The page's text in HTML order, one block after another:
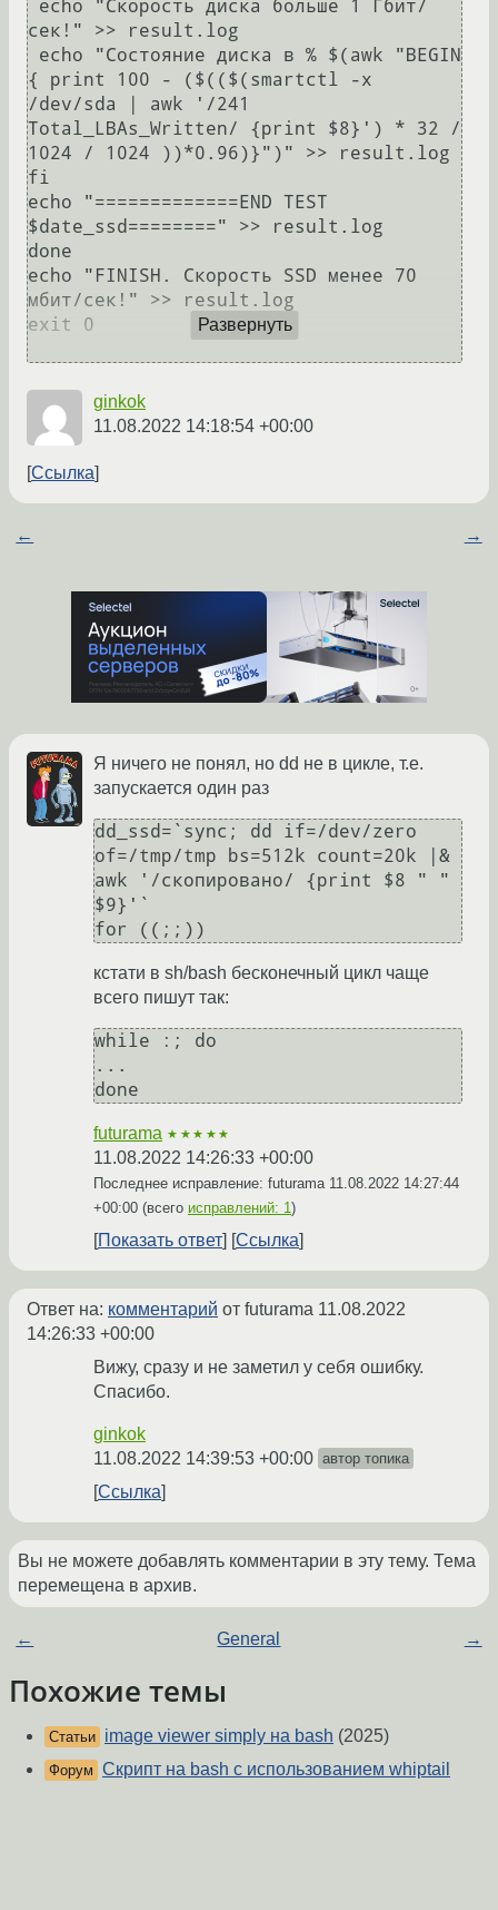
сек!" >> result.log
{ print 100 - ($(($(smartctl -x
/dev/sda | awk '/241
Total_LBAs_Written/ {print $8}') * 32 /
1024 / 1024 ))*0.96)}")" >> result.log
fi
echo "=============END TEST
$date_ssd========" >> result.log
done
echo "FINISH. Скорость SSD менее 70
мбит/сек!" >> result.log
exit 0
Развернуть
ginkok
11.08.2022 14:18:54 +00:00
Ссылка
← →
Я ничего не понял, но dd не в цикле, т.е.
запускается один раз
dd_ssd=`sync; dd if=/dev/zero
of=/tmp/tmp bs=512k count=20k |&
awk '/скопировано/ {print $8 " "
$9}'`
кстати в sh/bash бесконечный цикл чаще
всего пишут так:
while :; do
...
futurama ★★★★★
11.08.2022 14:26:33 +00:00
Последнее исправление: futurama 11.08.2022 14:27:44
+00:00 (всего исправлений: 1)
Показать ответ Ссылка
Ответ на: комментарий от futurama 11.08.2022
14:26:33 +00:00
Вижу, сразу и не заметил у себя ошибку.
Спасибо.
ginkok
11.08.2022 14:39:53 +00:00 автор топика
Ссылка
Вы не можете добавлять комментарии в эту тему. Тема
перемещена в архив.
← General →
Похожие темы
Статьи image viewer simply на bash (2025)
Форум Скрипт на bash с использованием whiptail